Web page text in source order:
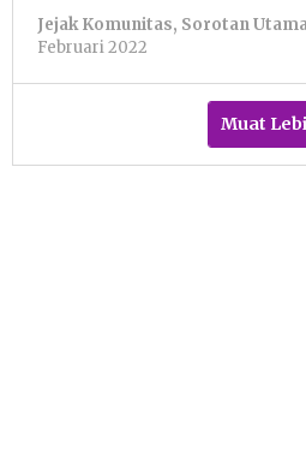
Jejak Komunitas, Sorotan
Februari 2022
Muat